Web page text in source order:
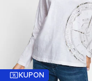
KUPON